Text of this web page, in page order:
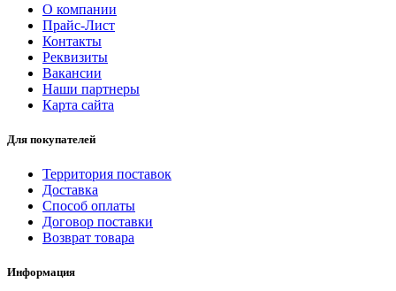
О компании
Прайс-Лист
Контакты
Реквизиты
Вакансии
Наши партнеры
Карта сайта
Для покупателей
Территория поставок
Доставка
Способ оплаты
Договор поставки
Возврат товара
Информация